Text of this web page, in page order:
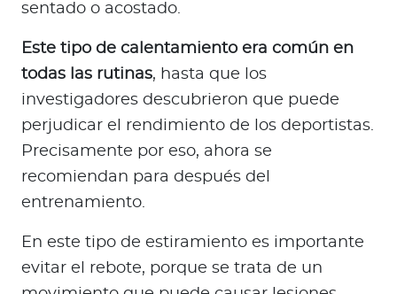
sentado o acostado.
Este tipo de calentamiento era común en
todas las rutinas, hasta que los
investigadores descubrieron que puede
perjudicar el rendimiento de los deportistas.
Precisamente por eso, ahora se
recomiendan para después del
entrenamiento.
En este tipo de estiramiento es importante
evitar el rebote, porque se trata de un